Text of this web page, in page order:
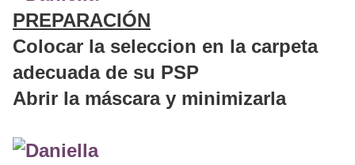
PREPARACIÓN
Colocar la seleccion en la carpeta
adecuada de su PSP
Abrir la máscara y minimizarla